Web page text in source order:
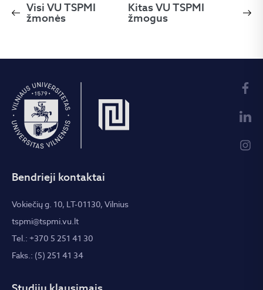
Visi VU TSPMI
žmonės
Kitas VU TSPMI
žmogus
Bendrieji kontaktai
Vokiečių g. 10, LT-01130, Vilnius
tspmi@tspmi.vu.lt
Tel.: +370 5 251 41 30
Faks.: (5) 251 41 34